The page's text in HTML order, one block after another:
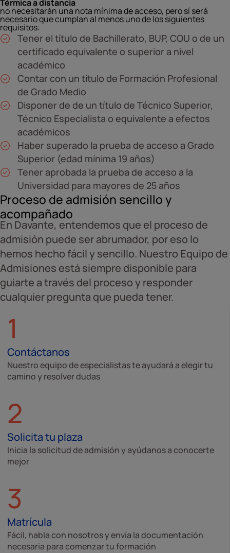
Térmica a distancia
no necesitarán una nota mínima de acceso, pero sí será
necesario que cumplan al menos uno de los siguientes
requisitos:
Tener el título de Bachillerato, BUP, COU o de un
certificado equivalente o superior a nivel
académico
Contar con un título de Formación Profesional
de Grado Medio
Disponer de de un título de Técnico Superior,
Técnico Especialista o equivalente a efectos
académicos
Haber superado la prueba de acceso a Grado
Superior (edad mínima 19 años)
Tener aprobada la prueba de acceso a la
Universidad para mayores de 25 años
Proceso de admisión sencillo y
acompañado
En Davante, entendemos que el proceso de
admisión puede ser abrumador, por eso lo
hemos hecho fácil y sencillo. Nuestro Equipo de
Admisiones está siempre disponible para
guiarte a través del proceso y responder
cualquier pregunta que pueda tener.
1
Contáctanos
Nuestro equipo de especialistas te ayudará a elegir tu
camino y resolver dudas
2
Solicita tu plaza
Inicia la solicitud de admisión y ayúdanos a conocerte
mejor
3
Matrícula
Fácil, habla con nosotros y envía la documentación
necesaria para comenzar tu formación